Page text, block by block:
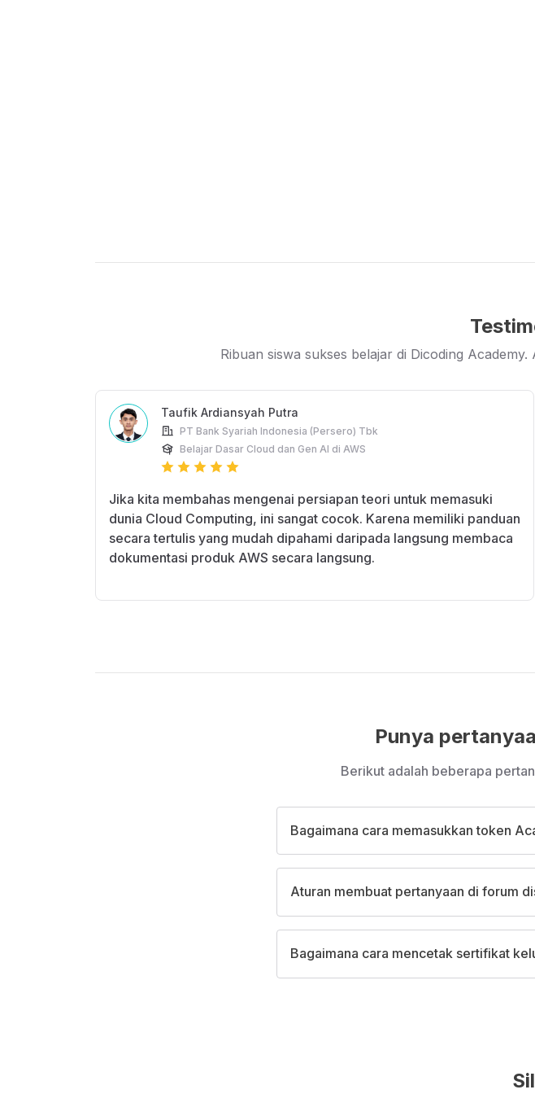
Ribuan siswa sukses belajar di Dicoding
Taufik Ardiansyah Putra
PT Bank Syariah Indonesia (Persero) Tbk
Belajar Dasar Cloud dan Gen AI di AWS
Jika kita membahas mengenai persiapan teori untuk memasuki
dunia Cloud Computing, ini sangat cocok. Karena memiliki panduan
secara tertulis yang mudah dipahami daripada langsung membaca
dokumentasi produk AWS secara langsung.
Punya
Berikut adalah beberapa
Bagaimana cara memasukkan token
Aturan membuat pertanyaan di forum
Bagaimana cara mencetak sertifikat